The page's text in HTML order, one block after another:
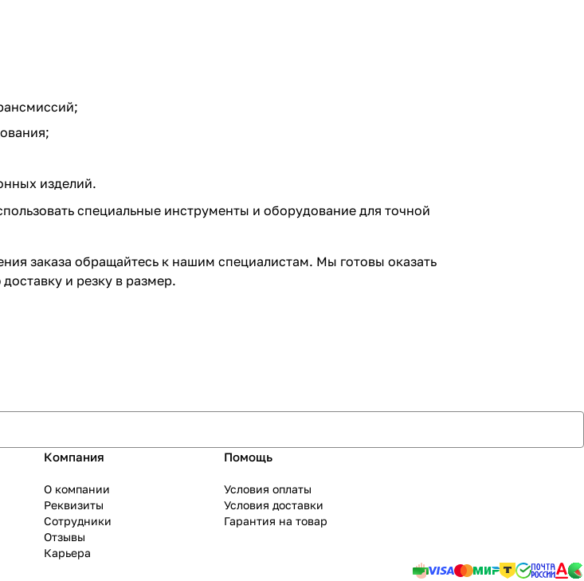
изделий.
специальные инструменты и оборудование для точной
заказа обращайтесь к нашим специалистам. Мы готовы оказать
и резку в размер.
Компания
О компании
Реквизиты
Сотрудники
Отзывы
Карьера
Помощь
Условия оплаты
Условия доставки
Гарантия на товар